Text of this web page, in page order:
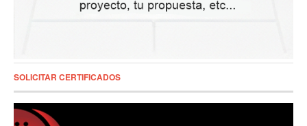
SOLICITAR CERTIFICADOS